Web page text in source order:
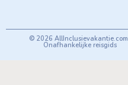
© 2026 AllInclusievakantie.com |
Onafhankelijke reisgids